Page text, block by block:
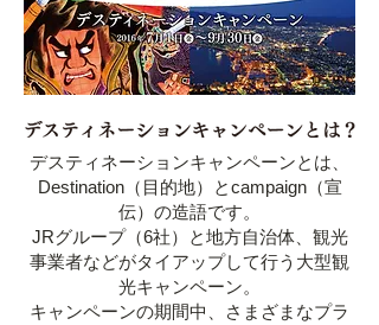
デスティネーションキャンペーンとは、
Destination（目的地）とcampaign（宣
伝）の造語です。
JRグループ（6社）と地方自治体、観光
事業者などがタイアップして行う大型観
光キャンペーン。
キャンペーンの期間中、さまざまなプラ